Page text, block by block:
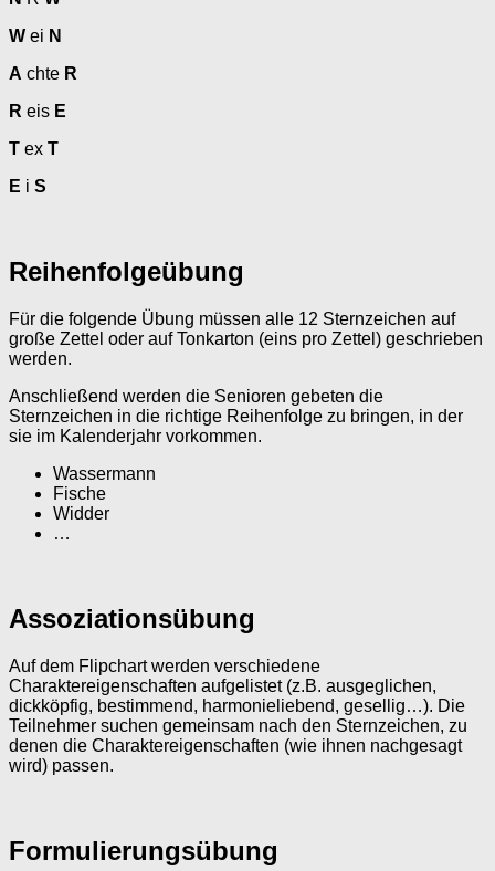
W ei N
A chte R
R eis E
T ex T
E i S
Reihenfolgeübung
Für die folgende Übung müssen alle 12 Sternzeichen auf
große Zettel oder auf Tonkarton (eins pro Zettel) geschrieben
werden.
Anschließend werden die Senioren gebeten die
Sternzeichen in die richtige Reihenfolge zu bringen, in der
sie im Kalenderjahr vorkommen.
Wassermann
Fische
Widder
…
Assoziationsübung
Auf dem Flipchart werden verschiedene
Charaktereigenschaften aufgelistet (z.B. ausgeglichen,
dickköpfig, bestimmend, harmonieliebend, gesellig…). Die
Teilnehmer suchen gemeinsam nach den Sternzeichen, zu
denen die Charaktereigenschaften (wie ihnen nachgesagt
wird) passen.
Formulierungsübung